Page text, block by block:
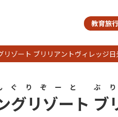
教育旅行
リゾート ブリリアントヴィレッジ日
グリゾート
ぐりぞーと ぶ